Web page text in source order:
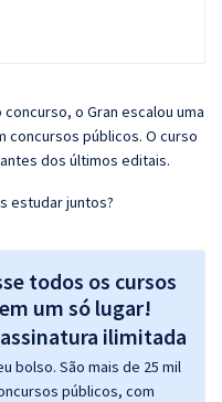
o Gran escalou uma
públicos. O curso
dos últimos editais.
estudar juntos?
todos os cursos
um só lugar!
bolso. São mais de 25 mil
públicos, com